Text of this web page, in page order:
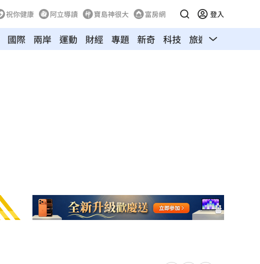
祝你健康 阿立導讀 寶島神很大 富房網 登入
國際 兩岸 運動 財經 專題 新奇 科技 旅遊 汽車